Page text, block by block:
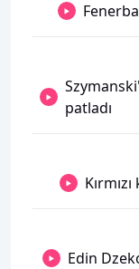
patladı
Edin